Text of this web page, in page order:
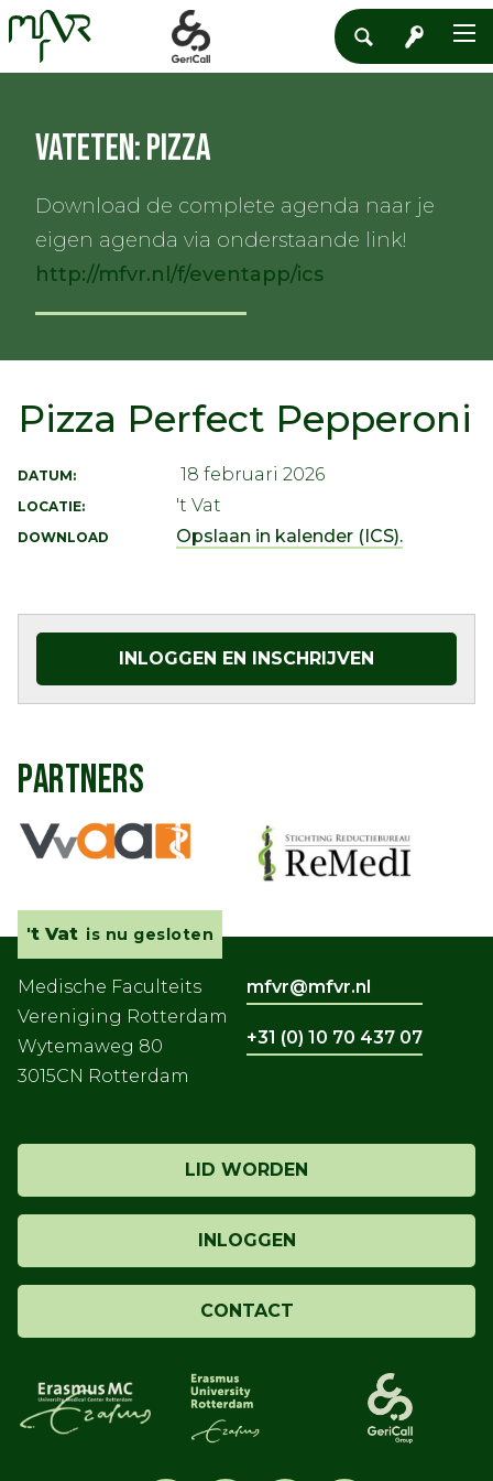
Vateten: Pizza
Download de complete agenda naar je
eigen agenda via onderstaande link!
http://mfvr.nl/f/eventapp/ics
Pizza Perfect Pepperoni
DATUM: 18 februari 2026
LOCATIE: 't Vat
DOWNLOAD Opslaan in kalender (ICS).
INLOGGEN EN INSCHRIJVEN
PARTNERS
't Vat is nu gesloten
Medische Faculteits
Vereniging Rotterdam
Wytemaweg 80
3015CN Rotterdam
LID WORDEN
INLOGGEN
CONTACT
mfvr@mfvr.nl
+31 (0) 10 70 437 07